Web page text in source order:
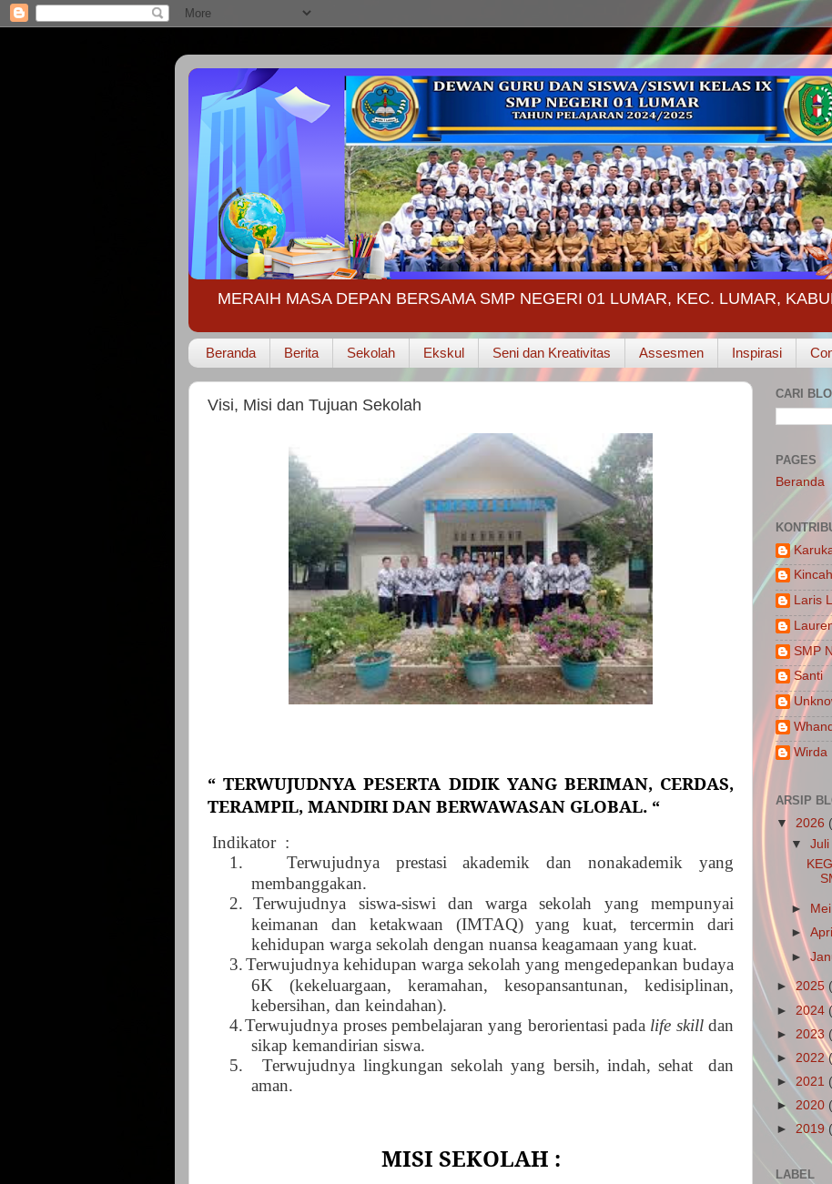
MERAIH MASA DEPAN BERSAMA SMP NEGERI 01 LUMAR, KEC. LUMAR,
Beranda Berita Sekolah Ekskul Seni dan Kreativitas Assesmen Inspirasi
Visi, Misi dan Tujuan Sekolah
“ TERWUJUDNYA PESERTA DIDIK YANG BERIMAN, CERDAS,
TERAMPIL, MANDIRI DAN BERWAWASAN GLOBAL. “
Indikator :
1.
Terwujudnya prestasi akademik dan nonakademik yang
membanggakan.
2. Terwujudnya siswa-siswi dan warga sekolah yang mempunyai
keimanan dan ketakwaan (IMTAQ) yang kuat, tercermin dari
kehidupan warga sekolah dengan nuansa keagamaan yang kuat.
3.Terwujudnya kehidupan warga sekolah yang mengedepankan budaya
6K (kekeluargaan, keramahan, kesopansantunan, kedisiplinan,
kebersihan, dan keindahan).
4.Terwujudnya proses pembelajaran yang berorientasi pada life skilldan
sikap kemandirian siswa.
5.
Terwujudnya lingkungan sekolah yang bersih, indah, sehat
dan
aman.
MISI SEKOLAH :
CARI
PAGES
Beranda
Laris
SMP
Santi
Wirda
ARSIP
▼ 2026
▼Juli
► Mei
►April
►
►2025
► 2024
► 2023
► 2022
► 2021
► 2020
► 2019
LABEL